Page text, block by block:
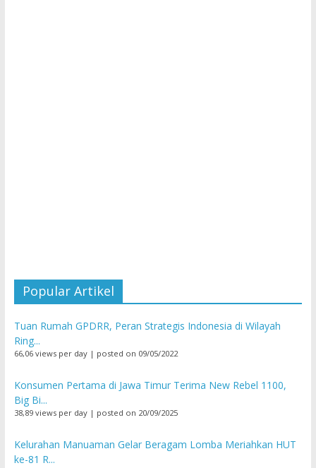
Popular Artikel
Tuan Rumah GPDRR, Peran Strategis Indonesia di Wilayah
Ring...
66,06 views per day| posted on 09/05/2022
Konsumen Pertama di Jawa Timur Terima New Rebel 1100,
Big Bi...
38,89 views per day| posted on 20/09/2025
Kelurahan Manuaman Gelar Beragam Lomba Meriahkan HUT
ke-81 R...